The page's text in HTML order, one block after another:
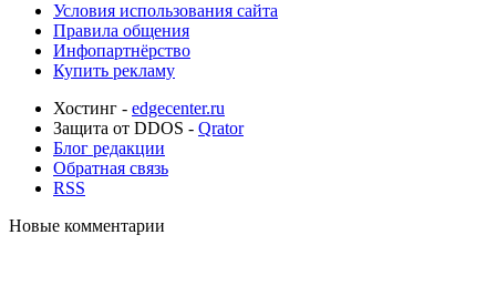
Условия использования сайта
Правила общения
Инфопартнёрство
Купить рекламу
Хостинг - edgecenter.ru
Защита от DDOS - Qrator
Блог редакции
Обратная связь
RSS
Новые комментарии